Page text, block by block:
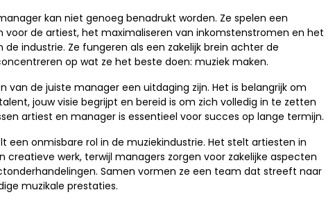
kan niet genoeg benadrukt worden. Ze spelen een
voor de artiest, het maximaliseren van inkomstenstromen en het
industrie. Ze fungeren als een zakelijk brein achter de
op wat ze het beste doen: muziek maken.
van de juiste manager een uitdaging zijn. Het is belangrijk om
jouw visie begrijpt en bereid is om zich volledig in te zetten
artiest en manager is essentieel voor succes op lange termijn.
onmisbare rol in de muziekindustrie. Het stelt artiesten in
werk, terwijl managers zorgen voor zakelijke aspecten
Samen vormen ze een team dat streeft naar
muzikale prestaties.